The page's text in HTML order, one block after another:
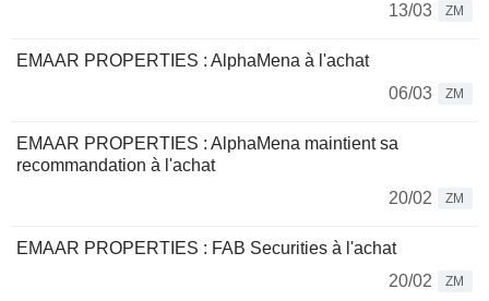
13/03
ZM
EMAAR PROPERTIES : AlphaMena à l'achat
06/03
ZM
EMAAR PROPERTIES : AlphaMena maintient sa
recommandation à l'achat
20/02
ZM
EMAAR PROPERTIES : FAB Securities à l'achat
20/02
ZM